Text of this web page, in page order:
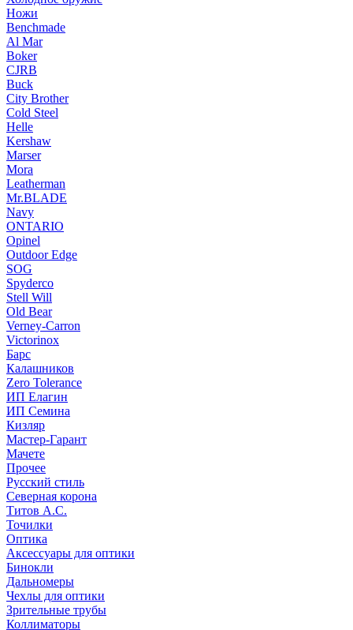
Ножи
Benchmade
Al Mar
Boker
CJRB
Buck
City Brother
Cold Steel
Helle
Kershaw
Marser
Mora
Leatherman
Mr.BLADE
Navy
ONTARIO
Opinel
Outdoor Edge
SOG
Spyderco
Stell Will
Old Bear
Verney-Carron
Victorinox
Барс
Калашников
Zero Tolerance
ИП Елагин
ИП Семина
Кизляр
Мастер-Гарант
Мачете
Прочее
Русский стиль
Северная корона
Титов А.С.
Точилки
Оптика
Аксессуары для оптики
Бинокли
Дальномеры
Чехлы для оптики
Зрительные трубы
Коллиматоры